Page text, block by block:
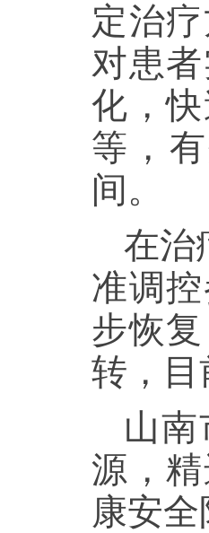
定治
对患
化，
等，
间。
在治
准调
步恢
转，目
山
源，
康安全